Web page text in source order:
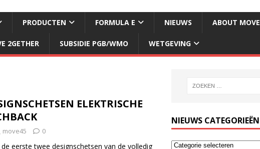
PRODUCTEN FORMULA E NIEUWS ABOUT MOVE
2GETHER SUBSIDIE PGB/WMO WETGEVING
ELEKTRISCHE
move45 0
eerste twee designschetsen van de volledig
NIEUWS CATEGORIEËN